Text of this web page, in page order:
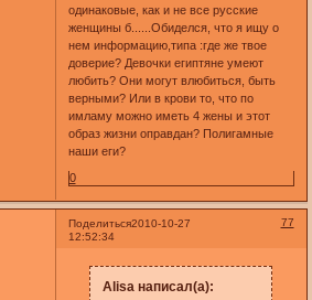
одинаковые, как и не все русские
женщины б......Обиделся, что я ищу о
нем информацию,типа :где же твое
доверие? Девочки египтяне умеют
любить? Они могут влюбиться, быть
верными? Или в крови то, что по
имламу можно иметь 4 жены и этот
образ жизни оправдан? Полигамные
наши еги?
0
Поделиться 77
2010-10-27
12:52:34
Alisa написал(а):